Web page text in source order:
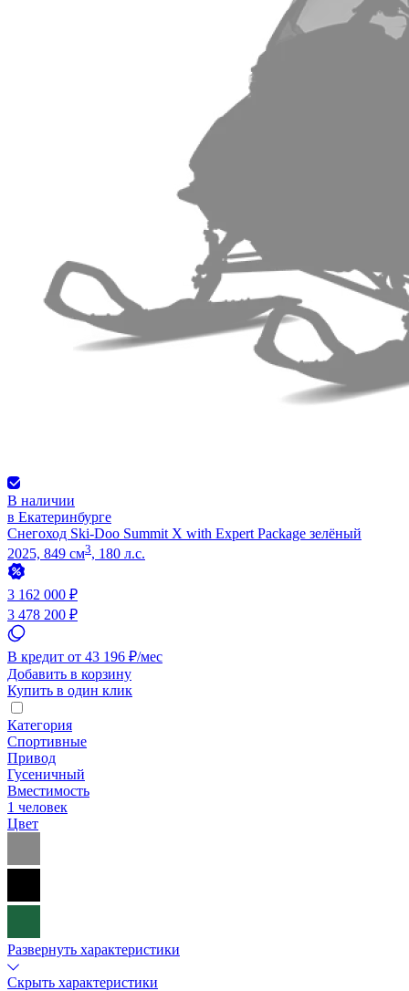
В наличии
в Екатеринбурге
Снегоход Ski-Doo Summit X with Expert Package зелёный
2025, 849 см3, 180 л.с.
3 162 000 ₽
3 478 200 ₽
В кредит от 43 196 ₽/мес
Добавить в корзину
Купить в один клик
Категория
Спортивные
Привод
Гусеничный
Вместимость
1 человек
Цвет
Развернуть характеристики
Скрыть характеристики